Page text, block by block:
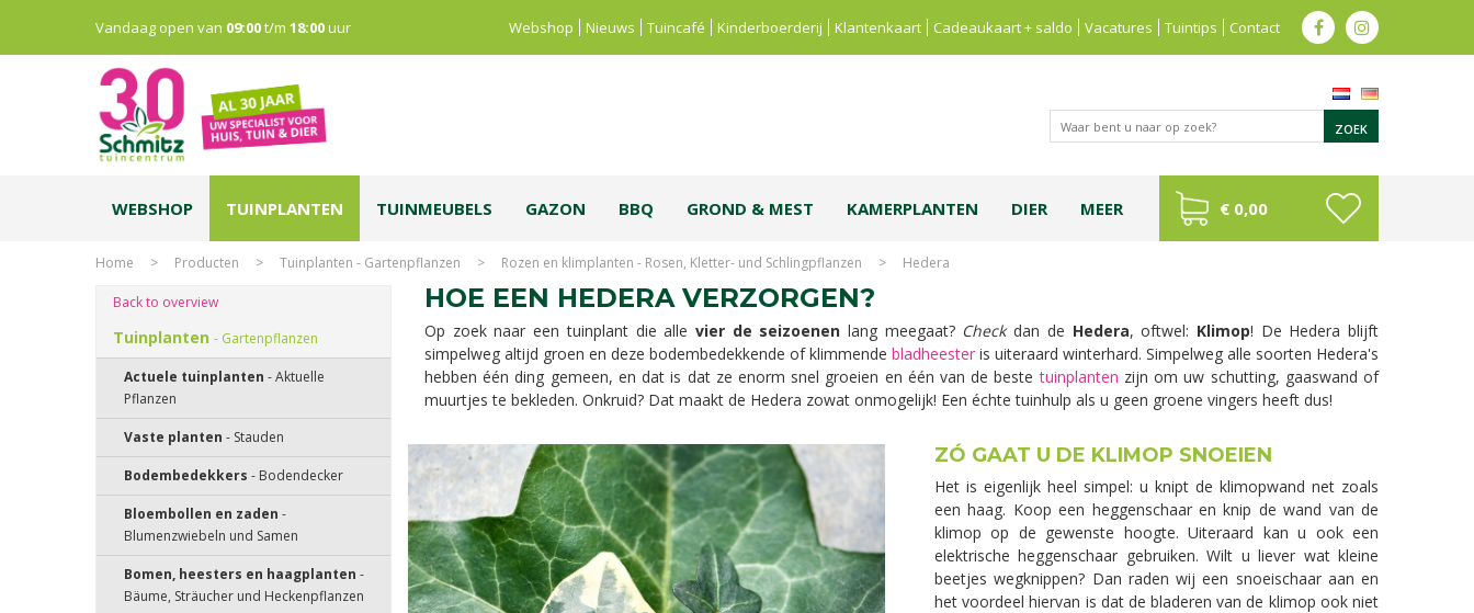
Home > Producten > Tuinplanten - Gartenpflanzen > Rozen en klimplanten - Rosen, Kletter- und Schlingpflanzen > Hedera
Vandaag open van 09:00t/m 18:00uur Webshop Nieuws Tuincafé Kinderboerderij Klantenkaart Cadeaukaart + saldo Vacatures Tuintips Contact
WEBSHOP TUINPLANTEN TUINMEUBELS GAZON BBQ GROND & MEST KAMERPLANTEN DIER MEER € 0,00
HOE EEN HEDERA VERZORGEN?
Op zoek naar een tuinplant die alle vier de seizoenenlang meegaat? Checkdan de Hedera, oftwel: Klimop! De Hedera blijft
simpelweg altijd groen en deze bodembedekkende of klimmende bladheester is uiteraard winterhard. Simpelweg alle soorten Hedera's
hebben één ding gemeen, en dat is dat ze enorm snel groeien en één van de bestetuinplanten zijn om uw schutting, gaaswand of
muurtjes te bekleden. Onkruid? Dat maakt de Hedera zowat onmogelijk! Een échte tuinhulp als u geen groene vingers heeft dus!
ZÓ GAAT U DE KLIMOP SNOEIEN
Het is eigenlijk heel simpel: u knipt de klimopwand net zoals
een haag. Koop een heggenschaar en knip de wand van de
klimop op de gewenste hoogte. Uiteraard kan u ook een
elektrische heggenschaar gebruiken. Wilt u liever wat kleine
beetjes wegknippen? Dan raden wij een snoeischaar aan en
het voordeel hiervan is dat de bladeren van de klimop ook niet
Back to overview
Tuinplanten - Gartenpflanzen
Actuele tuinplanten - Aktuelle
Pflanzen
Vaste planten - Stauden
Bodembedekkers - Bodendecker
Bloembollen en zaden -
Blumenzwiebeln und Samen
Bomen, heesters en haagplanten -
Bäume, Sträucher und Heckenpflanzen